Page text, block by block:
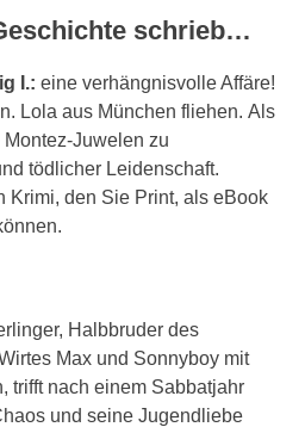
schrieb…
I.: eine verhängnisvolle Affäre!
Lola aus München fliehen. Als
Juwelen zu
tödlicher Leidenschaft.
Krimi, den Sie Print, als eBook
Halbbruder des
Max und Sonnyboy mit
trifft nach einem Sabbatjahr
und seine Jugendliebe